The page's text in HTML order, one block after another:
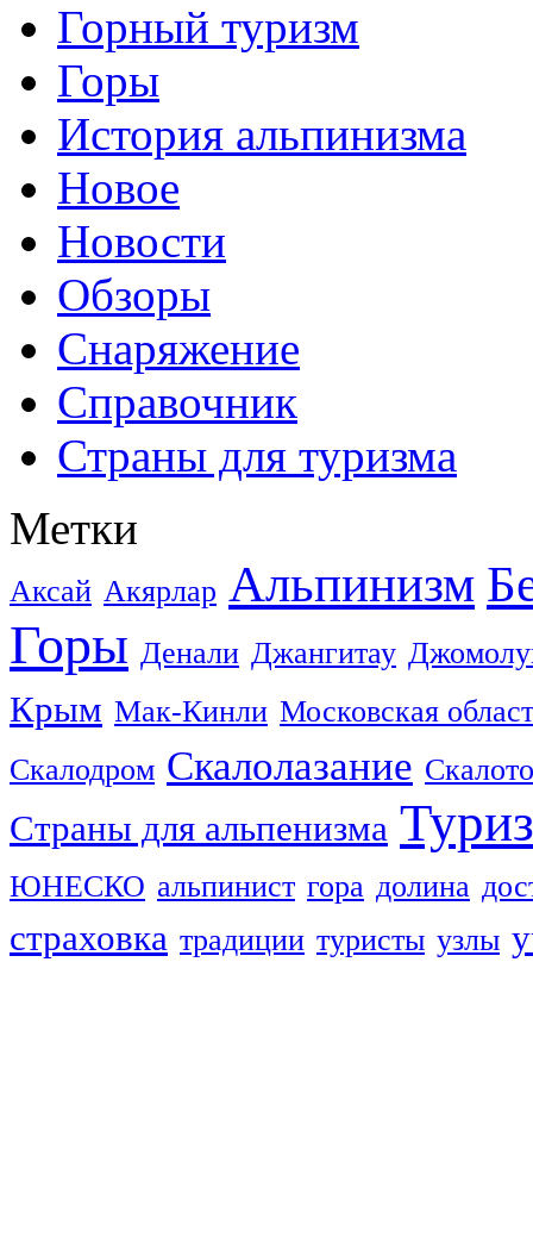
Горный туризм
Горы
История альпинизма
Новое
Новости
Обзоры
Снаряжение
Справочник
Страны для туризма
Метки
Аксай Акярлар Альпинизм
Горы Денали Джангитау
Крым Мак-Кинли Московская
Скалодром Скалолазание
Страны для альпенизма
ЮНЕСКО альпинист гора долина
страховка традиции туристы узлы